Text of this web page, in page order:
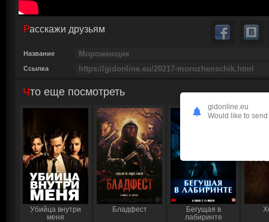
Расскажи друзьям
Название
Ссылка
Что еще посмотреть
Убийца внутри
меня
Бладфест
Бегущая в
лабиринте
gidonline.eu
Would like to